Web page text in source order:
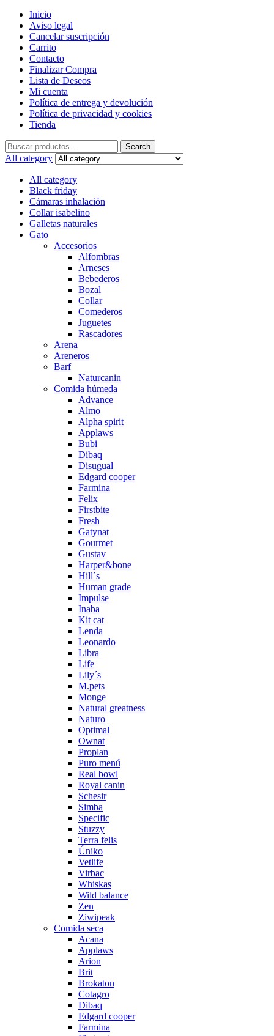
Inicio
Aviso legal
Cancelar suscripción
Carrito
Contacto
Finalizar Compra
Lista de Deseos
Mi cuenta
Política de entrega y devolución
Política de privacidad y cookies
Tienda
Search
for:
Search
All category
All category
Black friday
Cámaras inhalación
Collar isabelino
Galletas naturales
Gato
Accesorios
Alfombras
Arneses
Bebederos
Bozal
Collar
Comederos
Juguetes
Rascadores
Arena
Areneros
Barf
Naturcanin
Comida húmeda
Advance
Almo
Alpha spirit
Applaws
Bubi
Dibaq
Disugual
Edgard cooper
Farmina
Felix
Firstbite
Fresh
Gatynat
Gourmet
Gustav
Harper&bone
Hill´s
Human grade
Impulse
Inaba
Kit cat
Lenda
Leonardo
Libra
Life
Lily´s
M.pets
Monge
Natural greatness
Naturo
Optimal
Ownat
Proplan
Puro menú
Real bowl
Royal canin
Schesir
Simba
Specific
Stuzzy
Terra felis
Úniko
Vetlife
Virbac
Whiskas
Wild balance
Zen
Ziwipeak
Comida seca
Acana
Applaws
Arion
Brit
Brokaton
Cotagro
Dibaq
Edgard cooper
Farmina